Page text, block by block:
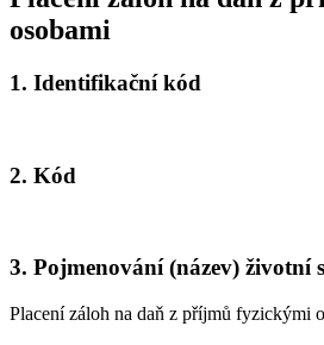
osobami
1. Identifikační kód
2. Kód
3. Pojmenování (název) životní
Placení záloh na daň z příjmů fyzickými